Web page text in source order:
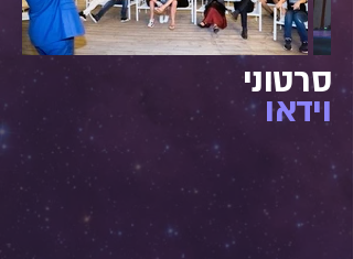
סרטוני
וידאו